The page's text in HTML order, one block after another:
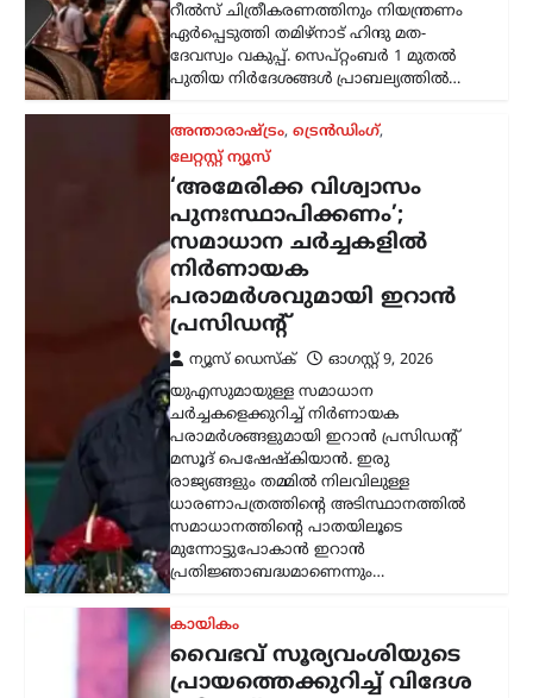
യുഎസുമായുള്ള സമാധാന
ചർച്ചകളെക്കുറിച്ച് നിർണായക
പരാമർശങ്ങളുമായി ഇറാൻ പ്രസിഡന്റ്
മസൂദ് പെഷേഷ്കിയാൻ. ഇരു
രാജ്യങ്ങളും തമ്മിൽ നിലവിലുള്ള
ധാരണാപത്രത്തിന്റെ അടിസ്ഥാനത്തിൽ
സമാധാനത്തിന്റെ പാതയിലൂടെ
മുന്നോട്ടുപോകാൻ ഇറാൻ
പ്രതിജ്ഞാബദ്ധമാണെന്നും…
കായികം
വൈഭവ് സൂര്യവംശിയുടെ
പ്രായത്തെക്കുറിച്ച് വിദേശ
ക്രിക്കറ്റ്
ആരാധകർക്കിടയിൽ
ഇപ്പോഴും സംശയങ്ങൾ
നിലനിൽക്കുന്നു: ബ്രെറ്റ് ലീ
ന്യൂസ് ഡെസ്ക്
ഓഗസ്റ്റ്‌ 9, 2026
ഇന്ത്യൻ ക്രിക്കറ്റിലെ കൗമാരതാരം
വൈഭവ് സൂര്യവംശിയുടെ
പ്രായത്തെക്കുറിച്ച് വിദേശ ക്രിക്കറ്റ്
ആരാധകർക്കിടയിൽ ഇപ്പോഴും
സംശയങ്ങൾ നിലനിൽക്കുന്നുണ്ടെന്ന്
എന്നാൽ താരത്തിന്റെ പ്രായത്തെ…
കേരളം,തിരുവനന്തപുരം ,ലേറ്റസ്റ്റ് ന്യൂസ്